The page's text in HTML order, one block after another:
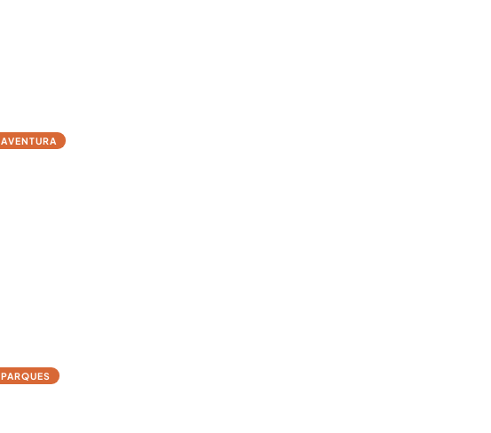
AVENTURA
PARQUES